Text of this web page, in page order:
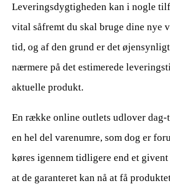
Leveringsdygtigheden kan i nogle
vital såfremt du skal bruge dine nye
tid, og af den grund er det
nærmere på det estimerede
aktuelle produkt.
En række online outlets udlover
en hel del varenumre, som dog er
køres igennem tidligere end et
at de garanteret kan nå at få